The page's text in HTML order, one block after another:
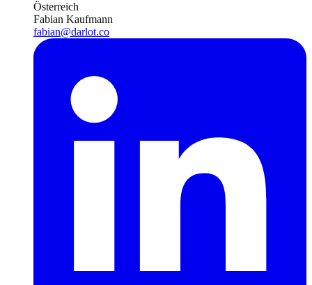
Österreich
Fabian Kaufmann
fabian@darlot.co